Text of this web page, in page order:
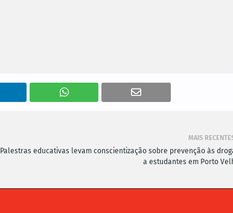
MAIS
Palestras educativas levam conscientização sobre prevenção às
a estudantes em Porto